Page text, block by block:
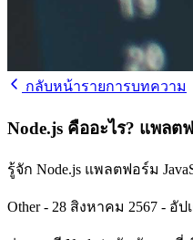
กลับหน้ารายการบทความ
Node.js คืออะไร? แพลต
รู้จัก Node.js แพลตฟอร์ม
Other- 28 สิงหาคม 2567 - อัป